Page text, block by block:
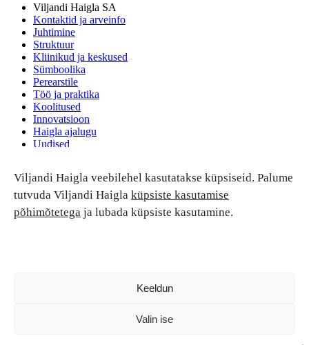
Viljandi Haigla veebilehel kasutatakse küpsiseid. Palume
tutvuda Viljandi Haigla küpsiste kasutamise
põhimõtetega ja lubada küpsiste kasutamine.
Keeldun
Valin ise
Viljandi Haigla SA
Kontaktid ja arveinfo
Juhtimine
Struktuur
Kliinikud ja keskused
Sümboolika
Perearstile
Töö ja praktika
Koolitused
Innovatsioon
Haigla ajalugu
Uudised
Patsiendi turvalisus ja õigused
Patsiendi õigused ja kohustused
Patsiendiohutus
Patsientide nõukoda